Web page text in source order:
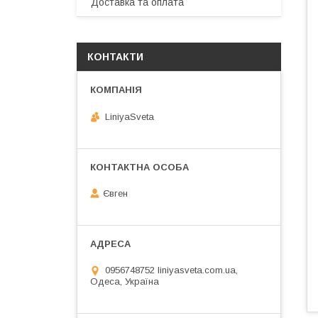
КОНТАКТИ
LiniyaSveta
Євген
0956748752 liniyasveta.com.ua,
Одеса, Україна